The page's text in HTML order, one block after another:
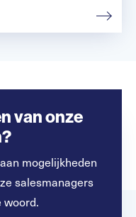
van onze
mogelijkheden
salesmanagers
woord.